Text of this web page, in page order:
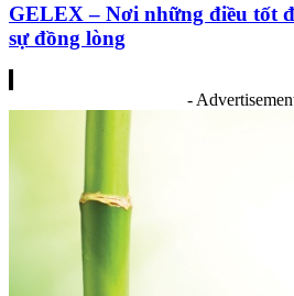
GELEX – Nơi những điều tốt
sự đồng lòng
-